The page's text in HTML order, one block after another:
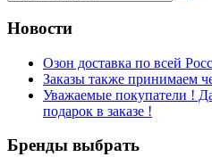
Новости
Озон доставка по всей
Заказы также принимаем
Уважаемые покупатели !
подарок в заказе !
Бренды выбрать